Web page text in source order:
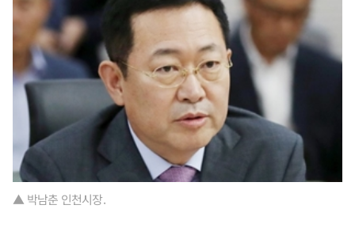
▲ 박남춘 인천시장.